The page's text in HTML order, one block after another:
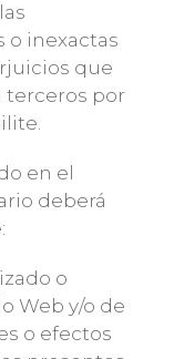
o inexactas
que
terceros por
en el
deberá
o
Web y/o de
o efectos